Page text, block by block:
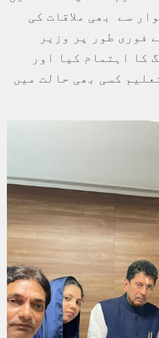
سے بھی ملاقات کی
فوری طور پر وزیر
کا اہتمام کیا اور
کسی بھی حالت میں